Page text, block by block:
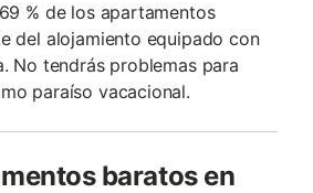
% de los apartamentos
del alojamiento equipado con
No tendrás problemas para
paraíso vacacional.
baratos en